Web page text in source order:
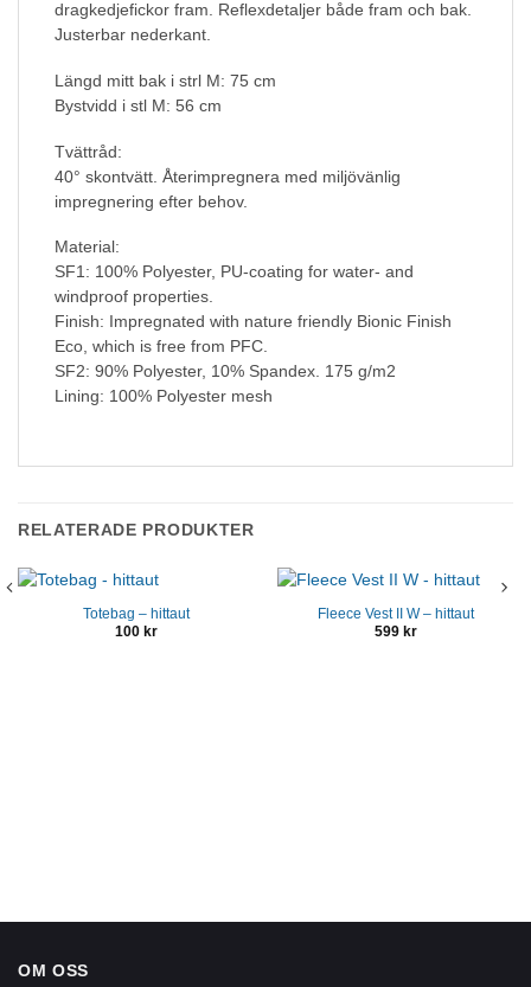
dragkedjefickor fram. Reflexdetaljer både fram och bak.
Justerbar nederkant.
Längd mitt bak i strl M: 75 cm
Bystvidd i stl M: 56 cm
Tvättråd:
40° skontvätt. Återimpregnera med miljövänlig
impregnering efter behov.
Material:
SF1: 100% Polyester, PU-coating for water- and
windproof properties.
Finish: Impregnated with nature friendly Bionic Finish
Eco, which is free from PFC.
SF2: 90% Polyester, 10% Spandex. 175 g/m2
Lining: 100% Polyester mesh
RELATERADE PRODUKTER
Totebag – hittaut
100 kr
Fleece Vest II W – hittaut
599 kr
OM OSS